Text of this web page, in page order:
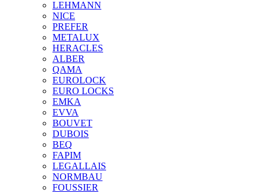
LEHMANN
NICE
PREFER
METALUX
HERACLES
ALBER
QAMA
EUROLOCK
EURO LOCKS
EMKA
EVVA
BOUVET
DUBOIS
BEQ
FAPIM
LEGALLAIS
NORMBAU
FOUSSIER